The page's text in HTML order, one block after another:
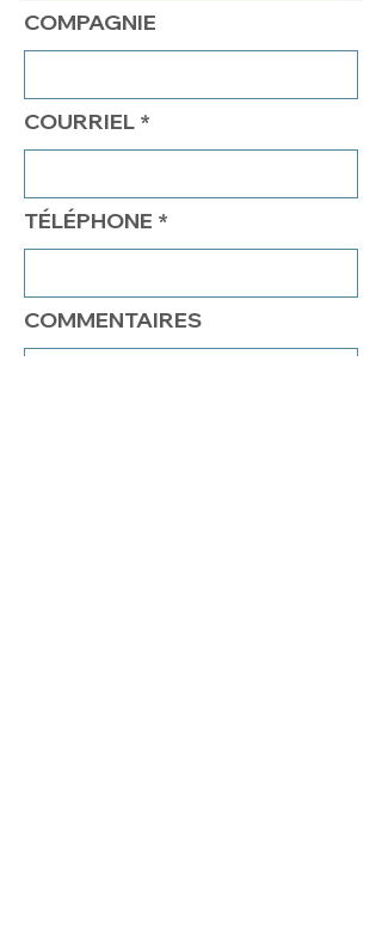
COMPAGNIE
COURRIEL
TÉLÉPHONE
COMMENTAIRES